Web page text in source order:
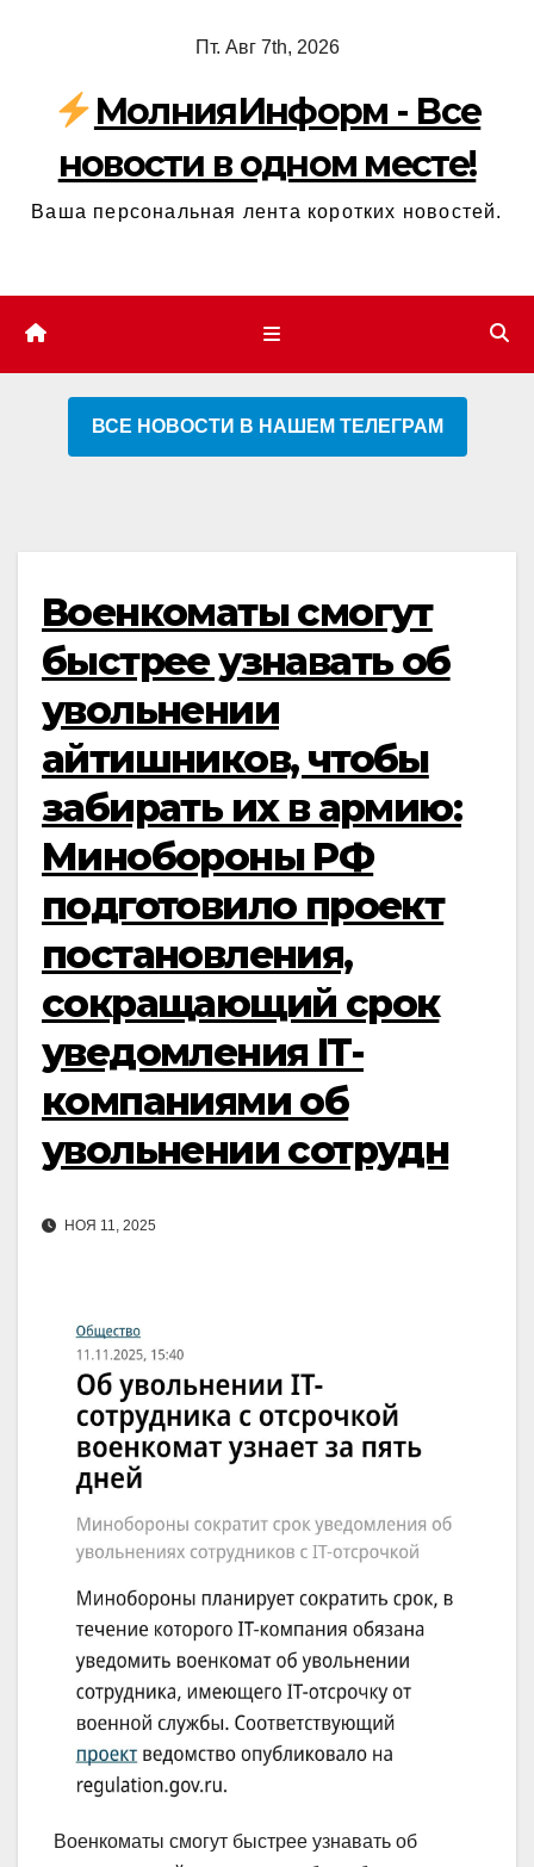
содержимому
Пт. Авг 7th, 2026
МолнияИнформ - Все
новости в одном месте!
Ваша персональная лента коротких новостей.
ВСЕ НОВОСТИ В НАШЕМ ТЕЛЕГРАМ
Военкоматы смогут
быстрее узнавать об
увольнении
айтишников, чтобы
забирать их в армию:
Минобороны РФ
подготовило проект
постановления,
сокращающий срок
уведомления IT-
компаниями об
увольнении сотрудн
НОЯ 11, 2025
Военкоматы смогут быстрее узнавать об